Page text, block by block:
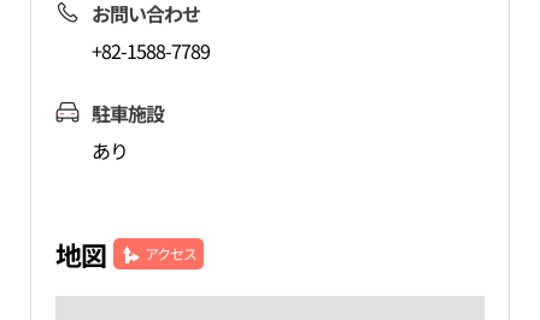
お問い合わせ
+82-1588-7789
駐車施設
あり
地図 アクセス